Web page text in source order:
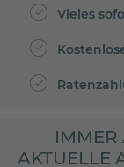
Vieles
IMMER
AKTUELLE